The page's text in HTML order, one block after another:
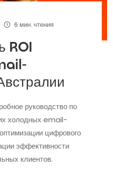
6 мин. чтения
ROI
руководство по
холодных email-
цифрового
эффективности
клиентов.